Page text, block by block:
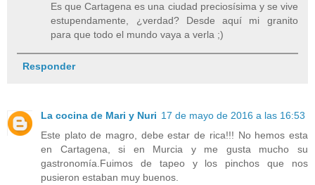
Es que Cartagena es una ciudad preciosísima y se vive
estupendamente, ¿verdad? Desde aquí mi granito
para que todo el mundo vaya a verla ;)
Responder
La cocina de Mari y Nuri 17 de mayo de 2016 a las 16:53
Este plato de magro, debe estar de rica!!! No hemos esta
en Cartagena, si en Murcia y me gusta mucho su
gastronomía.Fuimos de tapeo y los pinchos que nos
pusieron estaban muy buenos.